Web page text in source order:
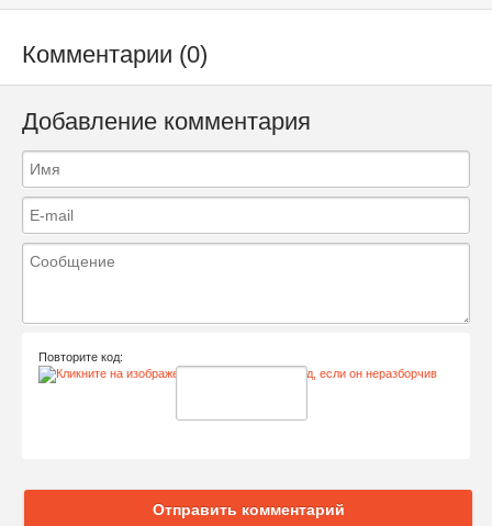
Комментарии (0)
Добавление комментария
Повторите код:
Отправить комментарий